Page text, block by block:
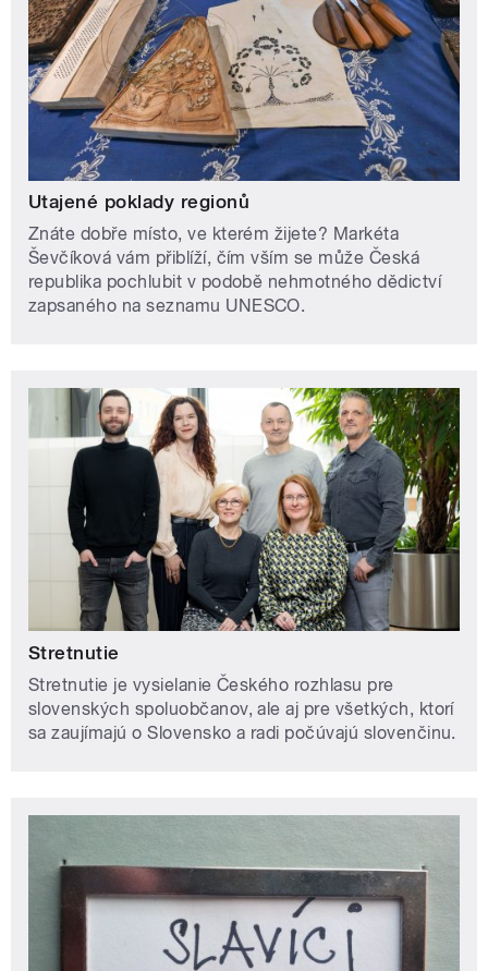
Utajené poklady regionů
Znáte dobře místo, ve kterém žijete? Markéta
Ševčíková vám přiblíží, čím vším se může Česká
republika pochlubit v podobě nehmotného dědictví
zapsaného na seznamu UNESCO.
Stretnutie
Stretnutie je vysielanie Českého rozhlasu pre
slovenských spoluobčanov, ale aj pre všetkých, ktorí
sa zaujímajú o Slovensko a radi počúvajú slovenčinu.